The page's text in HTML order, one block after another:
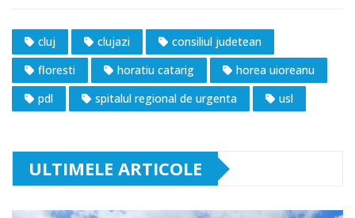
cluj clujazi
consiliul judetean
floresti
horatiu catarig
horea uioreanu
pdl
spitalul regional de urgenta usl
ULTIMELE ARTICOLE